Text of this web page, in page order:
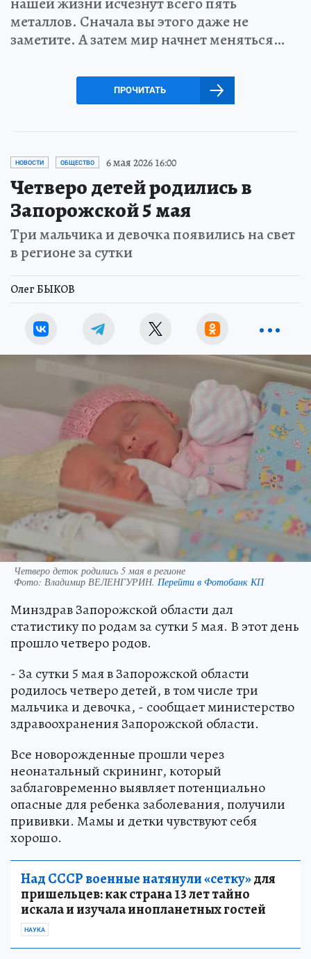
металлов. Сначала вы этого даже не
заметите. А затем мир начнет меняться…
ПРОЧИТАТЬ
НОВОСТИ ОБЩЕСТВО 6 мая 2026 16:00
Четверо детей родились в
Запорожской 5 мая
Три мальчика и девочка появились на свет
в регионе за сутки
Олег БЫКОВ
Четверо деток родились 5 мая в регионе
Фото: Владимир ВЕЛЕНГУРИН. Перейти в Фотобанк КП
Минздрав Запорожской области дал
статистику по родам за сутки 5 мая. В этот день
прошло четверо родов.
- За сутки 5 мая в Запорожской области
родилось четверо детей, в том числе три
мальчика и девочка, - сообщает министерство
здравоохранения Запорожской области.
Все новорожденные прошли через
неонатальный скрининг, который
заблаговременно выявляет потенциально
опасные для ребенка заболевания, получили
прививки. Мамы и детки чувствуют себя
хорошо.
Над СССР военные натянули «сетку»для
пришельцев: как страна 13 лет тайно
искала и изучала инопланетных гостей
НАУКА